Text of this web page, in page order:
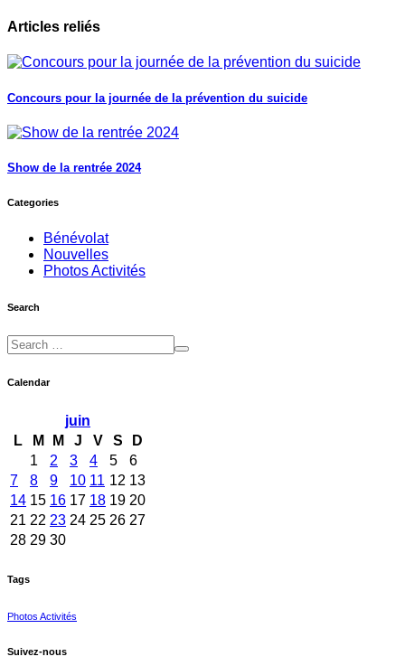
Articles reliés
Concours pour la journée de la prévention du suicide
Show de la rentrée 2024
Categories
Bénévolat
Nouvelles
Photos Activités
Search
Calendar
juin
L
M M J V S
D
1
2 3 4 5
6
7
8 9 10 11 12 13
14 15 16 17 18 19 20
21 22 23 24 25 26 27
28 29 30
Tags
Photos Activités
Suivez-nous